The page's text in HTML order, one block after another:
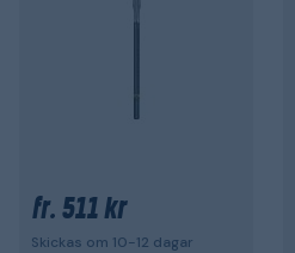
fr. 511 kr
Skickas om 10-12 dagar